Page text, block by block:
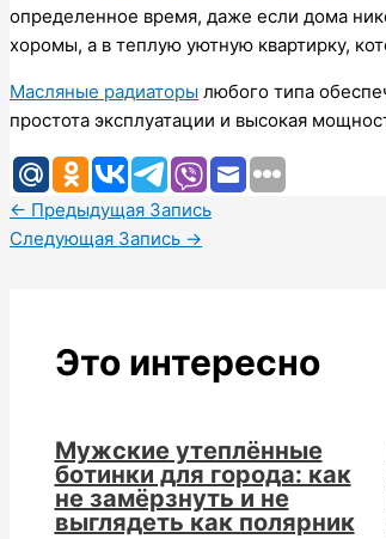
определенное время, даже если дома
хоромы, а в теплую уютную квартирку,
Масляные радиаторы любого типа
простота эксплуатации и высокая
← Предыдущая Запись
Следующая Запись →
Это интересно
Мужские утеплённые
ботинки для города: как
не замёрзнуть и не
выглядеть как полярник